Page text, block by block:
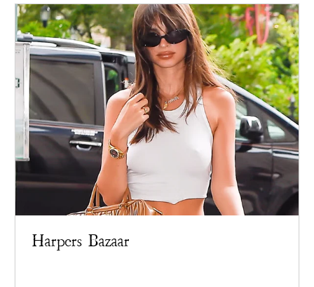
Harpers Bazaar